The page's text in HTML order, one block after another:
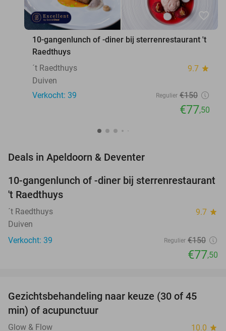
favorite_border
10-gangenlunch of -diner bij sterrenrestaurant 't
Raedthuys
´t Raedthuys
9.7 star
Duiven
Verkocht: 39
Regulier €150
€77,50
Deals in Apeldoorn & Deventer
48%
NEW
TODAY
10-gangenlunch of -diner bij sterrenrestaurant
't Raedthuys
´t Raedthuys 9.7 star
Duiven
Verkocht: 39
Regulier €150
€77,50
55%
TODAY
Gezichtsbehandeling naar keuze (30 of 45
min) of acupunctuur
Glow & Flow 10.0 star